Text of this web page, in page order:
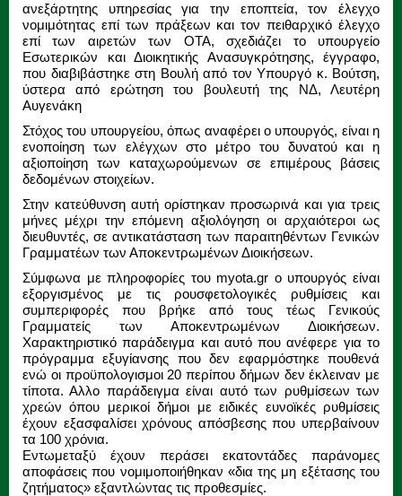
ανεξάρτητης υπηρεσίας για την εποπτεία, τον έλεγχο
νομιμότητας επί των πράξεων και τον πειθαρχικό έλεγχο
επί των αιρετών των ΟΤΑ, σχεδιάζει το υπουργείο
Εσωτερικών και Διοικητικής Ανασυγκρότησης, έγγραφο,
που διαβιβάστηκε στη Βουλή από τον Υπουργό κ. Βούτση,
ύστερα από ερώτηση του βουλευτή της ΝΔ, Λευτέρη
Αυγενάκη
Στόχος του υπουργείου, όπως αναφέρει ο υπουργός, είναι η
ενοποίηση των ελέγχων στο μέτρο του δυνατού και η
αξιοποίηση των καταχωρούμενων σε επιμέρους βάσεις
δεδομένων στοιχείων.
Στην κατεύθυνση αυτή ορίστηκαν προσωρινά και για τρεις
μήνες μέχρι την επόμενη αξιολόγηση οι αρχαιότεροι ως
διευθυντές, σε αντικατάσταση των παραιτηθέντων Γενικών
Γραμματέων των Αποκεντρωμένων Διοικήσεων.
Σύμφωνα με πληροφορίες του myota.gr o υπουργός είναι
εξοργισμένος με τις ρουσφετολογικές ρυθμίσεις και
συμπεριφορές που βρήκε από τους τέως Γενικούς
Γραμματείς των Αποκεντρωμένων Διοικήσεων.
Χαρακτηριστικό παράδειγμα και αυτό που ανέφερε για το
πρόγραμμα εξυγίανσης που δεν εφαρμόστηκε πουθενά
ενώ οι προϋπολογισμοι 20 περίπου δήμων δεν έκλειναν με
τίποτα. Αλλο παράδειγμα είναι αυτό των ρυθμίσεων των
χρεών όπου μερικοί δήμοι με ειδικές ευνοϊκές ρυθμίσεις
έχουν εξασφαλίσει χρόνους απόσβεσης που υπερβαίνουν
τα 100 χρόνια.
Εντωμεταξύ έχουν περάσει εκατοντάδες παράνομες
αποφάσεις που νομιμοποιήθηκαν «δια της μη εξέτασης του
ζητήματος» εξαντλώντας τις προθεσμίες.